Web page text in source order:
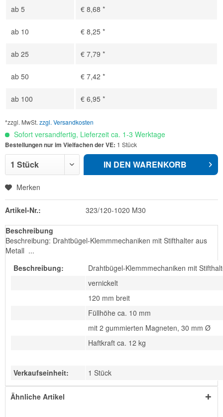
ab 5 € 8,68 *
ab 10 € 8,25 *
ab 25 € 7,79 *
ab 50 € 7,42 *
ab 100 € 6,95 *
*zzgl. MwSt. zzgl. Versandkosten
Sofort versandfertig, Lieferzeit ca. 1-3 Werktage
Bestellungen nur im Vielfachen der VE: 1 Stück
IN DEN WARENKORB
Merken
Artikel-Nr.: 323/120-1020 M30
Beschreibung
Beschreibung: Drahtbügel-Klemmmechaniken mit Stifthalter aus
Metall ...
Beschreibung:
Drahtbügel-Klemmmechaniken mit
vernickelt
120 mm breit
Füllhöhe ca. 10 mm
mit 2 gummierten Magneten, 30 mm Ø
Haftkraft ca. 12 kg
Verkaufseinheit: 1 Stück
Ähnliche Artikel